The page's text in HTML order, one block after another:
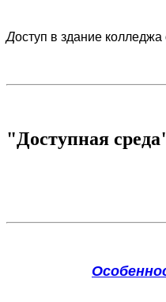
Доступ в здание
"Доступная